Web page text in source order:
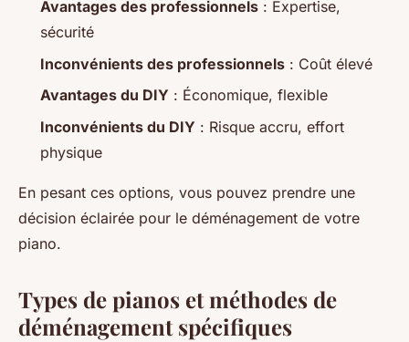
Avantages des professionnels : Expertise,
sécurité
Inconvénients des professionnels : Coût élevé
Avantages du DIY : Économique, flexible
Inconvénients du DIY : Risque accru, effort
physique
En pesant ces options, vous pouvez prendre une
décision éclairée pour le déménagement de votre
piano.
Types de pianos et méthodes de
déménagement spécifiques